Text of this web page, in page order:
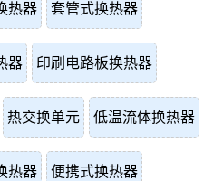
热器 套管式换热器
器 印刷电路板换热器
热交换单元 低温流体换热器
热器 便携式换热器